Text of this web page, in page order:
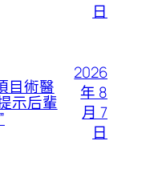
日
目術醫
示后輩
2026
年 8
月 7
日